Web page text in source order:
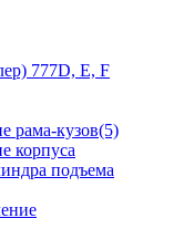
777D, E, F
рама-кузов(5)
корпуса
подъема